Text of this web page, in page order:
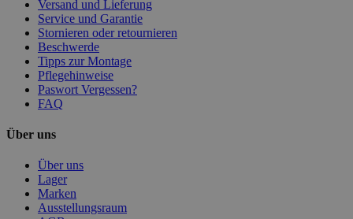
Versand und Lieferung
Service und Garantie
Stornieren oder retournieren
Beschwerde
Tipps zur Montage
Pflegehinweise
Paswort Vergessen?
FAQ
Über uns
Über uns
Lager
Marken
Ausstellungsraum